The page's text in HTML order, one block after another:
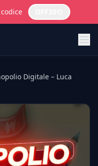
Digitale – Luca